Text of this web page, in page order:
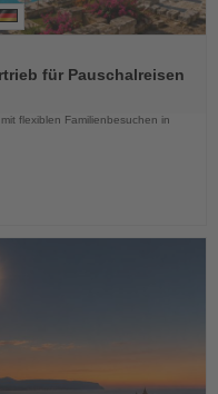
für Pauschalreisen
flexiblen Familienbesuchen in